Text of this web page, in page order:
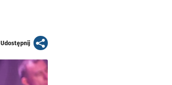
Udostępnijartykuł